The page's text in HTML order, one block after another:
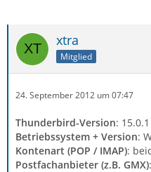
xtra
Mitglied
24. September 2012 um 07:47
Thunderbird-Version: 15.0.1
Betriebssystem + Version:
Kontenart (POP / IMAP):
Postfachanbieter (z.B. GMX)